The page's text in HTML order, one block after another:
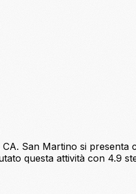
San Martino si
questa attività con 4.9